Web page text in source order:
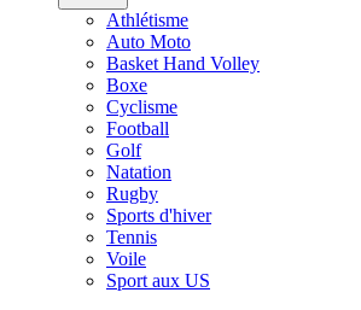
Athlétisme
Auto Moto
Basket Hand Volley
Boxe
Cyclisme
Football
Golf
Natation
Rugby
Sports d'hiver
Tennis
Voile
Sport aux US